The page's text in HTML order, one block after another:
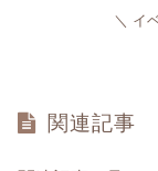
イ
関連記事